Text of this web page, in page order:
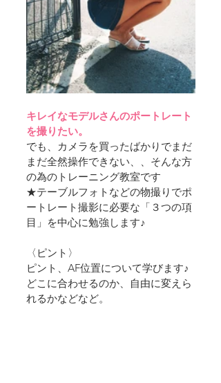
キレイなモデルさんのポートレート
を撮りたい。
でも、カメラを買ったばかりでまだ
まだ全然操作できない、、そんな方
の為のトレーニング教室です
★テーブルフォトなどの物撮りでポ
ートレート撮影に必要な「３つの項
目」を中心に勉強します♪ ​
〈ピント〉
ピント、AF位置について学びます♪
どこに合わせるのか、自由に変えら
れるかなどなど。